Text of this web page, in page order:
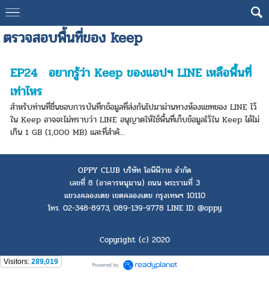
ตรวจสอบพื้นที่ของ keep
EP24 อยากรู้ว่า Keep ของแอปฯ LINE เหลือพื้นที่
เท่าไหร
สำหรับท่านที่ชื่นชอบการบันทึกข้อมูลที่ส่งกันไปมาผ่านทางห้องแชทของ LINE ไว้
ใน Keep อาจจะไม่ทราบว่า LINE อนุญาตให้ใช้พื้นที่เก็บข้อมูลไว้ใน Keep ได้ไม่
เกิน 1 GB (1,000 MB) และที่สำคั...
OPPY CLUB บริษัท โอพีพีวาย จำกัด
เลขที่ 8 (อาคารหนุมาน) ถนน พระรามที่ 3
แขวงคลองเตย เขตคลองเตย กรุงเทพฯ 10110
โทร. 02-348-8973, 089-139-9778 LINE ID: @oppy
Copyright (c) 2020
Visitors: 289,019